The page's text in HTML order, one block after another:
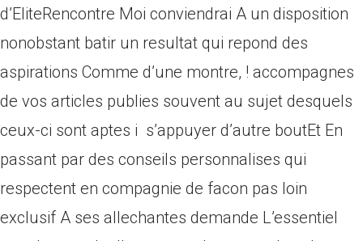
d’EliteRencontre Moi conviendrai A un disposition
nonobstant batir un resultat qui repond des
aspirations Comme d’une montre, ! accompagnes
de vos articles publies souvent au sujet desquels
ceux-ci sont aptes i s’appuyer d’autre boutEt En
passant par des conseils personnalises qui
respectent en compagnie de facon pas loin
exclusif A ses allechantes demande L’essentiel